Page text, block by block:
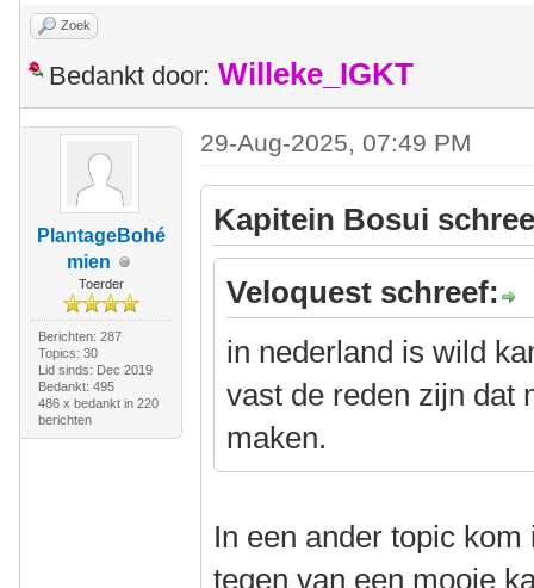
Zoek
Bedankt door: Willeke_IGKT
PlantageBohé
mien
Toerder
Berichten: 287
Topics: 30
Lid sinds: Dec 2019
Bedankt: 495
486 x bedankt in 220
berichten
29-Aug-2025, 07:49 PM
Kapitein Bosui
Veloquest schreef:
in nederland is wild
vast de reden zijn dat
maken.
In een ander topic
tegen van een mooie